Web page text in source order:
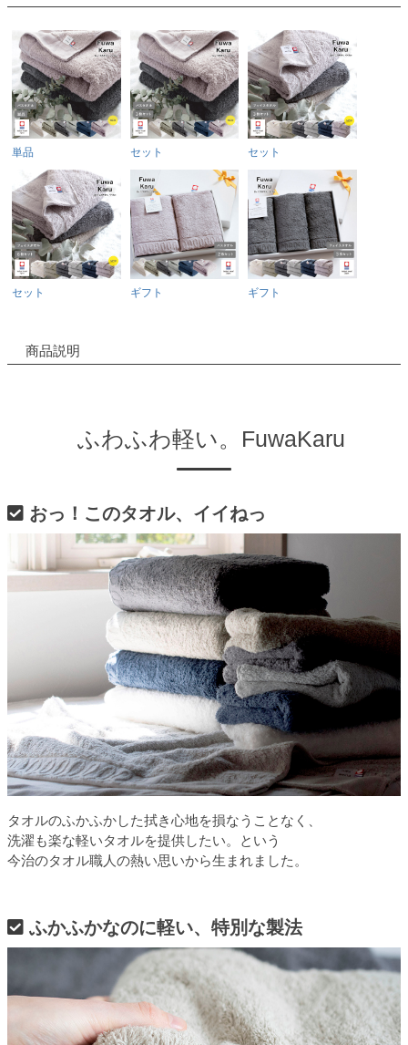
単品 セット セット
セット ギフト ギフト
商品説明
ふわふわ軽い。FuwaKaru
おっ！このタオル、イイねっ
タオルのふかふかした拭き心地を損なうことなく、
洗濯も楽な軽いタオルを提供したい。という
今治のタオル職人の熱い思いから生まれました。
ふかふかなのに軽い、特別な製法